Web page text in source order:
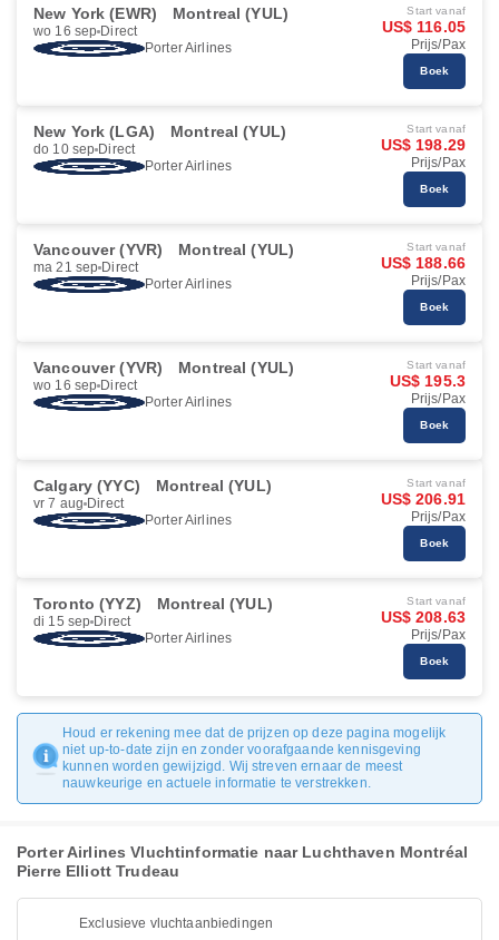
New York (EWR) Montreal (YUL)
wo 16 sep Direct
Porter Airlines
Start vanaf
US$ 116.05
Prijs/Pax
Boek
New York (LGA) Montreal (YUL)
do 10 sep Direct
Porter Airlines
Start vanaf
US$ 198.29
Prijs/Pax
Boek
Vancouver (YVR) Montreal (YUL)
ma 21 sep Direct
Porter Airlines
Start vanaf
US$ 188.66
Prijs/Pax
Boek
Vancouver (YVR) Montreal (YUL)
wo 16 sep Direct
Porter Airlines
Start vanaf
US$ 195.3
Prijs/Pax
Boek
Calgary (YYC) Montreal (YUL)
vr 7 aug Direct
Porter Airlines
Start vanaf
US$ 206.91
Prijs/Pax
Boek
Toronto (YYZ) Montreal (YUL)
di 15 sep Direct
Porter Airlines
Start vanaf
US$ 208.63
Prijs/Pax
Boek
Houd er rekening mee dat de prijzen op deze pagina mogelijk
niet up-to-date zijn en zonder voorafgaande kennisgeving
kunnen worden gewijzigd. Wij streven ernaar de meest
nauwkeurige en actuele informatie te verstrekken.
Porter Airlines Vluchtinformatie naar Luchthaven Montréal
Pierre Elliott Trudeau
Exclusieve vluchtaanbiedingen